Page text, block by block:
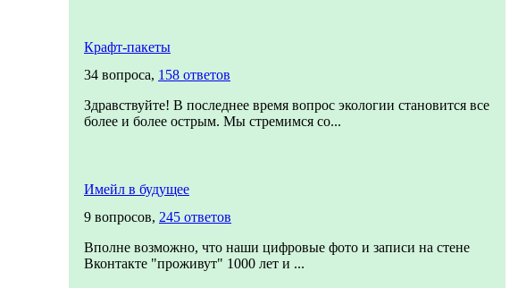
Крафт-пакеты
34 вопроса, 158 ответов
Здравствуйте! В последнее время вопрос экологии становится все
более и более острым. Мы стремимся со...
Имейл в будущее
9 вопросов, 245 ответов
Вполне возможно, что наши цифровые фото и записи на стене
Вконтакте "проживут" 1000 лет и ...